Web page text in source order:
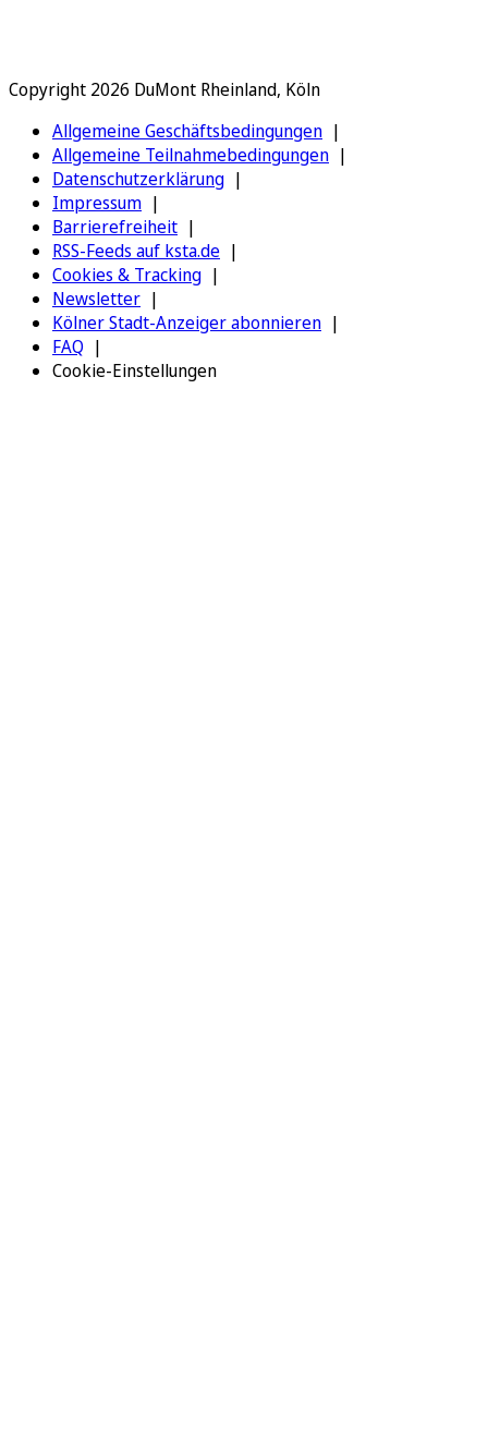
Copyright 2026 DuMont Rheinland, Köln
Allgemeine Geschäftsbedingungen
Allgemeine Teilnahmebedingungen
Datenschutzerklärung
Impressum
Barrierefreiheit
RSS-Feeds auf ksta.de
Cookies & Tracking
Newsletter
Kölner Stadt-Anzeiger abonnieren
FAQ
Cookie-Einstellungen